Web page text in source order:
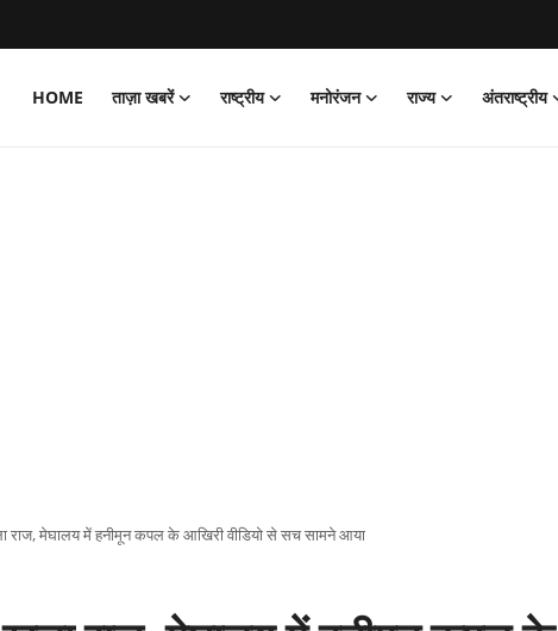
HOME ताज़ा खबरें राष्ट्रीय मनोरंजन राज्य अंतराष्ट्रीय
राज, मेघालय में हनीमून कपल के आखिरी वीडियो से सच सामने आया